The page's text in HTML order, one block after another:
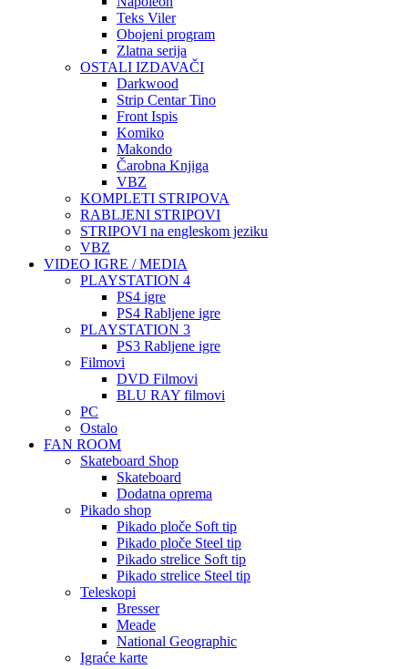
Teks Viler
Obojeni program
Zlatna serija
OSTALI IZDAVAČI
Darkwood
Strip Centar Tino
Front Ispis
Komiko
Makondo
Čarobna Knjiga
VBZ
KOMPLETI STRIPOVA
RABLJENI STRIPOVI
STRIPOVI na engleskom jeziku
VBZ
VIDEO IGRE / MEDIA
PLAYSTATION 4
PS4 igre
PS4 Rabljene igre
PLAYSTATION 3
PS3 Rabljene igre
Filmovi
DVD Filmovi
BLU RAY filmovi
PC
Ostalo
FAN ROOM
Skateboard Shop
Skateboard
Dodatna oprema
Pikado shop
Pikado ploče Soft tip
Pikado ploče Steel tip
Pikado strelice Soft tip
Pikado strelice Steel tip
Teleskopi
Bresser
Meade
National Geographic
Igraće karte